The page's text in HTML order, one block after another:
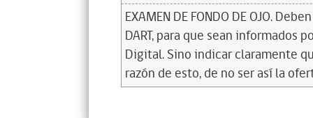
EXAMEN DE FONDO DE OJO.
DART, para que sean informados
Digital. Sino indicar claramente
razón de esto, de no ser así la